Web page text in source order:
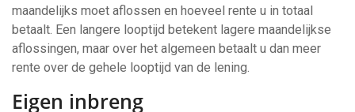
maandelijks moet aflossen en hoeveel rente u in totaal
betaalt. Een langere looptijd betekent lagere maandelijkse
aflossingen, maar over het algemeen betaalt u dan meer
rente over de gehele looptijd van de lening.
Eigen inbreng